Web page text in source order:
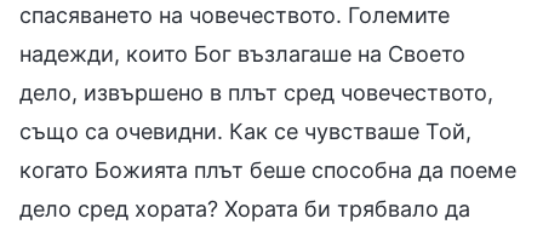
спасяването на човечеството. Големите
надежди, които Бог възлагаше на Своето
дело, извършено в плът сред човечеството,
също са очевидни. Как се чувстваше Той,
когато Божията плът беше способна да поеме
дело сред хората? Хората би трябвало да